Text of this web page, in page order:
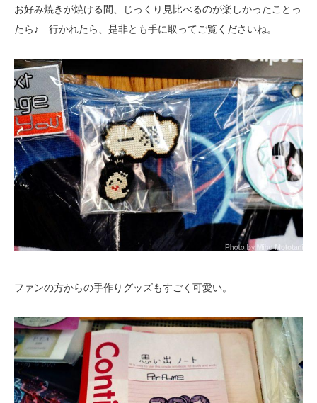
お好み焼きが焼ける間、じっくり見比べるのが楽しかったことっ
たら♪ 行かれたら、是非とも手に取ってご覧くださいね。
ファンの方からの手作りグッズもすごく可愛い。